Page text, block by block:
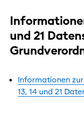
und 21
Informationen
13, 14 und 21